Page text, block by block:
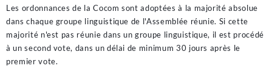
Les ordonnances de la Cocom sont adoptées à la majorité absolue
dans chaque groupe linguistique de l'Assemblée réunie. Si cette
majorité n'est pas réunie dans un groupe linguistique, il est procédé
à un second vote, dans un délai de minimum 30 jours après le
premier vote.